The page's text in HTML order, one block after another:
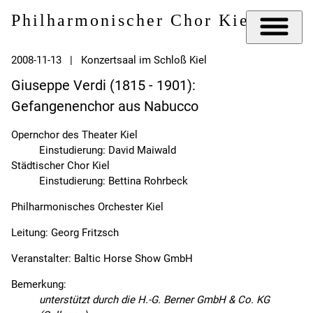
Philharmonischer Chor Kiel e.V.
2008-11-13 | Konzertsaal im Schloß Kiel
Giuseppe Verdi (1815 - 1901):
Gefangenenchor aus Nabucco
Opernchor des Theater Kiel
Einstudierung: David Maiwald
Städtischer Chor Kiel
Einstudierung: Bettina Rohrbeck
Philharmonisches Orchester Kiel
Leitung: Georg Fritzsch
Veranstalter: Baltic Horse Show GmbH
Bemerkung:
unterstützt durch die H.-G. Berner GmbH & Co. KG